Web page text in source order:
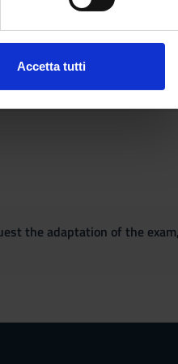
Accetta tutti
2016
2016
the adaptation of the